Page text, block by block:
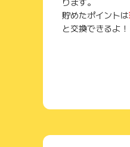
貯めたポイントは
と交換できるよ！